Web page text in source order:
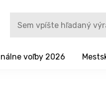
voľby 2026